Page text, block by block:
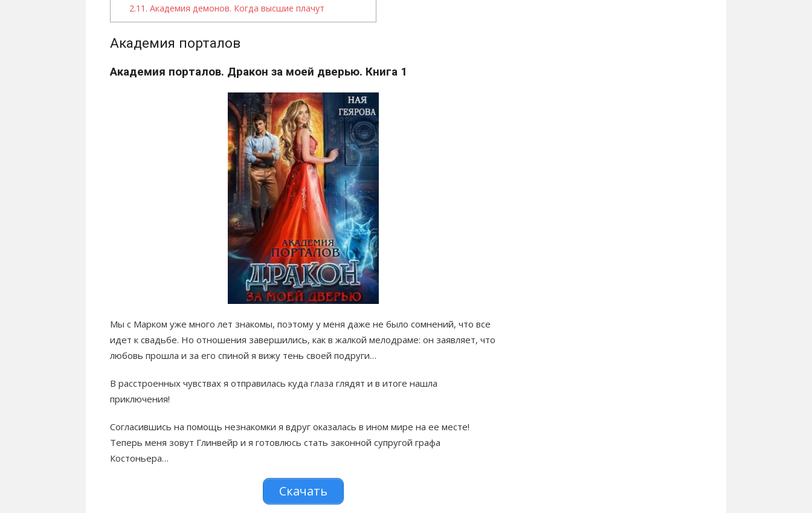
2.11. Академия демонов. Когда высшие плачут
Академия порталов
Академия порталов. Дракон за моей дверью. Книга 1
Мы с Марком уже много лет знакомы, поэтому у меня даже не было сомнений, что все
идет к свадьбе. Но отношения завершились, как в жалкой мелодраме: он заявляет, что
любовь прошла и за его спиной я вижу тень своей подруги…
В расстроенных чувствах я отправилась куда глаза глядят и в итоге нашла
приключения!
Согласившись на помощь незнакомки я вдруг оказалась в ином мире на ее месте!
Теперь меня зовут Глинвейр и я готовлюсь стать законной супругой графа
Костоньера…
Скачать